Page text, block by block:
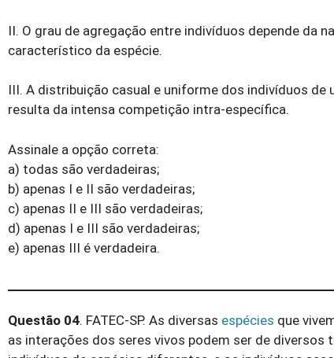
II. O grau de agregação entre indivíduos depende da
característico da espécie.
III. A distribuição casual e uniforme dos indivíduos
resulta da intensa competição intra-específica.
Assinale a opção correta:
a) todas são verdadeiras;
b) apenas I e II são verdadeiras;
c) apenas II e III são verdadeiras;
d) apenas I e III são verdadeiras;
e) apenas III é verdadeira.
Questão 04. FATEC-SP. As diversas espécies que
as interações dos seres vivos podem ser de